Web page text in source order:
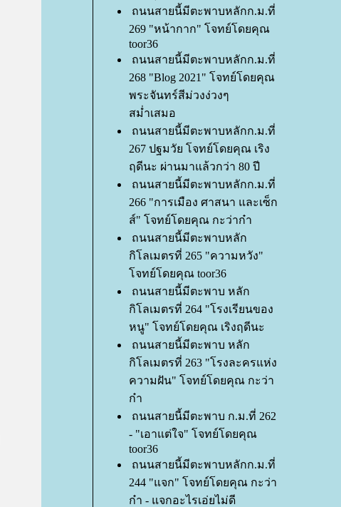
ถนนสายนี้มีตะพาบหลักก.ม.ที่
269 "หน้ากาก" โจทย์โดยคุณ
toor36
ถนนสายนี้มีตะพาบหลักก.ม.ที่
268 "Blog 2021" โจทย์โดยคุณ
พระจันทร์สีม่วงง่วงๆ
สม่ำเสมอ
ถนนสายนี้มีตะพาบหลักก.ม.ที่
267 ปฐมวัย โจทย์โดยคุณ เริง
ฤดีนะ ผ่านมาแล้วกว่า 80 ปี
ถนนสายนี้มีตะพาบหลักก.ม.ที่
266 "การเมือง ศาสนา และเซ็ก
ส์" โจทย์โดยคุณ กะว่าก๋า
ถนนสายนี้มีตะพาบหลัก
กิโลเมตรที่ 265 "ความหวัง"
จทย์โดยคุณ toor36
ถนนสายนี้มีตะพาบ หลัก
กิโลเมตรที่ 264 "โรงเรียนของ
หนู" โจทย์โดยคุณ เริงฤดีนะ
ถนนสายนี้มีตะพาบ หลัก
กิโลเมตรที่ 263 "โรงละครแห่ง
ความฝัน" โจทย์โดยคุณ กะว่า
ก๋า
ถนนสายนี้มีตะพาบ ก.ม.ที่ 262
- "เอาแต่ใจ" โจทย์โดยคุณ
toor36
ถนนสายนี้มีตะพาบหลักก.ม.ที่
244 "แจก" โจทย์โดยคุณ กะว่า
ก๋า - แจกอะไรเอ่ยไม่ดี